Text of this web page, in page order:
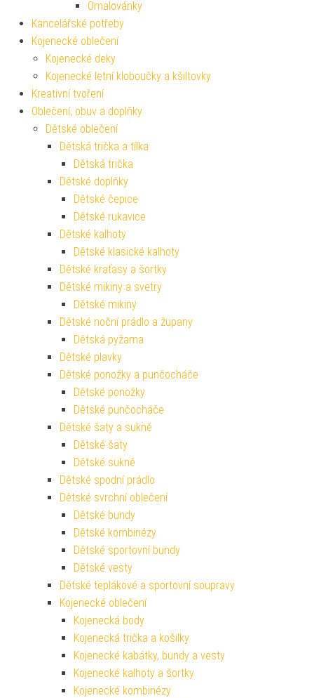
Omalovánky
Kancelářské potřeby
Kojenecké oblečení
Kojenecké deky
Kojenecké letní kloboučky a kšiltovky
Kreativní tvoření
Oblečení, obuv a doplňky
Dětské oblečení
Dětská trička a tílka
Dětská trička
Dětské doplňky
Dětské čepice
Dětské rukavice
Dětské kalhoty
Dětské klasické kalhoty
Dětské kraťasy a šortky
Dětské mikiny a svetry
Dětské mikiny
Dětské noční prádlo a župany
Dětská pyžama
Dětské plavky
Dětské ponožky a punčocháče
Dětské ponožky
Dětské punčocháče
Dětské šaty a sukně
Dětské šaty
Dětské sukně
Dětské spodní prádlo
Dětské svrchní oblečení
Dětské bundy
Dětské kombinézy
Dětské sportovní bundy
Dětské vesty
Dětské teplákové a sportovní soupravy
Kojenecké oblečení
Kojenecká body
Kojenecká trička a košilky
Kojenecké kabátky, bundy a vesty
Kojenecké kalhoty a šortky
Kojenecké kombinézy